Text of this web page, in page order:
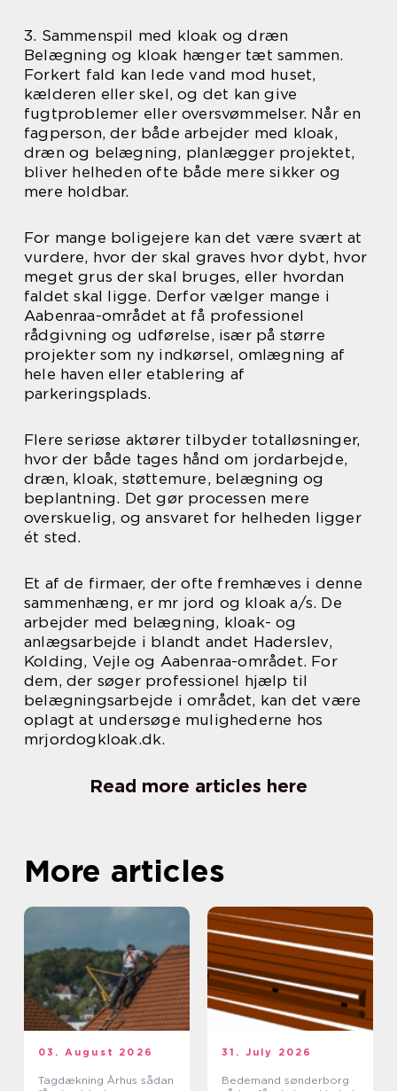
3. Sammenspil med kloak og dræn
Belægning og kloak hænger tæt sammen.
Forkert fald kan lede vand mod huset,
kælderen eller skel, og det kan give
fugtproblemer eller oversvømmelser. Når en
fagperson, der både arbejder med kloak,
dræn og belægning, planlægger projektet,
bliver helheden ofte både mere sikker og
mere holdbar.
For mange boligejere kan det være svært at
vurdere, hvor der skal graves hvor dybt, hvor
meget grus der skal bruges, eller hvordan
faldet skal ligge. Derfor vælger mange i
Aabenraa-området at få professionel
rådgivning og udførelse, især på større
projekter som ny indkørsel, omlægning af
hele haven eller etablering af
parkeringsplads.
Flere seriøse aktører tilbyder totalløsninger,
hvor der både tages hånd om jordarbejde,
dræn, kloak, støttemure, belægning og
beplantning. Det gør processen mere
overskuelig, og ansvaret for helheden ligger
ét sted.
Et af de firmaer, der ofte fremhæves i denne
sammenhæng, er mr jord og kloak a/s. De
arbejder med belægning, kloak- og
anlægsarbejde i blandt andet Haderslev,
Kolding, Vejle og Aabenraa-området. For
dem, der søger professionel hjælp til
belægningsarbejde i området, kan det være
oplagt at undersøge mulighederne hos
mrjordogkloak.dk.
Read more articles here
More articles
03. August 2026
Tagdækning Århus sådan
31. July 2026
Bedemand sønderborg